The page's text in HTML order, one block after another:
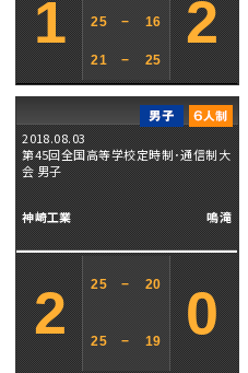
1 25 − 16
21 − 25
2
2018.08.03
第45回全国高等学校定時制･通信制大
会 男子
神崎工業 鳴滝
2 25 − 20
25 − 19 0